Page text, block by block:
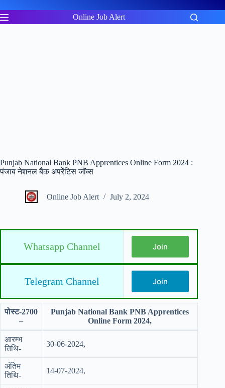
to
content
Online Job Alert
Punjab National Bank PNB Apprentices Online Form 2024 :
पंजाब नेशनल बैंक अपरेंटिस जॉब्स
Online Job Alert July 2, 2024
Whatsapp Channel Join
Telegram Channel Join
पोस्ट-2700
–
Punjab National Bank PNB Apprentices
Online Form 2024,
आरम्भ
तिथि-
30-06-2024,
अंतिम
तिथि-
14-07-2024,